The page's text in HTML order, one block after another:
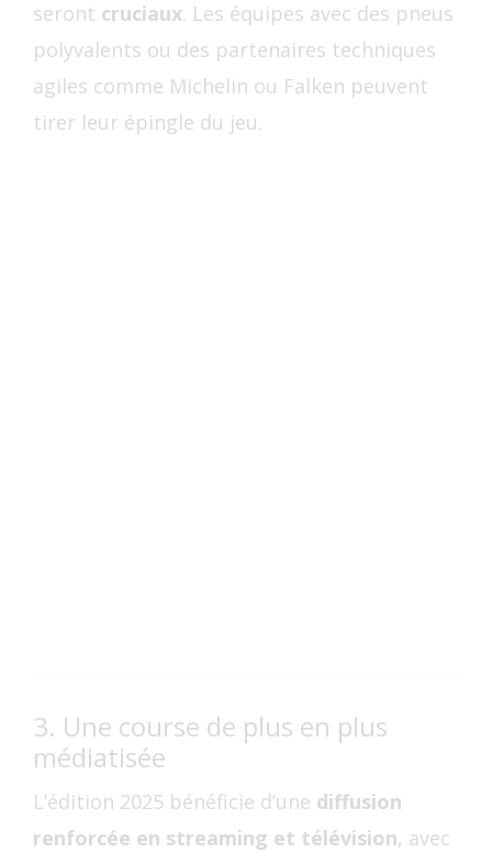
seront cruciaux. Les équipes avec des pneus
polyvalents ou des partenaires techniques
agiles comme Michelin ou Falken peuvent
tirer leur épingle du jeu.
3. Une course de plus en plus
médiatisée
L’édition 2025 bénéficie d’une diffusion
renforcée en streaming et télévision, avec